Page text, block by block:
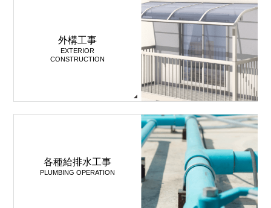
外構工事
EXTERIOR
CONSTRUCTION
各種給排水工事
PLUMBING OPERATION